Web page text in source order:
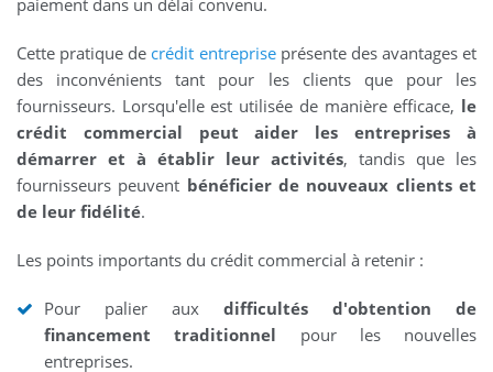
paiement dans un délai convenu.
Cette pratique de crédit entrepriseprésente des avantages et
des inconvénients tant pour les clients que pour les
fournisseurs. Lorsqu'elle est utilisée de manière efficace, le
crédit commercial peut aider les entreprises à
démarrer et à établir leur activités, tandis que les
fournisseurs peuvent bénéficier de nouveaux clients et
de leur fidélité.
Les points importants du crédit commercial à retenir :
Pour palier aux difficultés d'obtention de
financement traditionnel pour les nouvelles
entreprises.